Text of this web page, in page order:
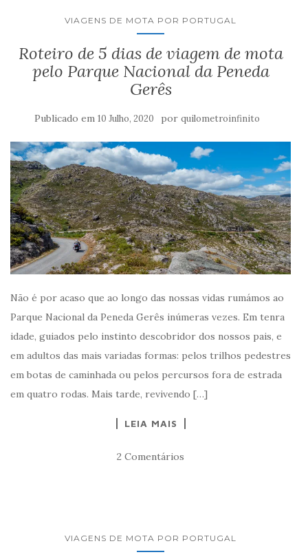
VIAGENS DE MOTA POR PORTUGAL
Roteiro de 5 dias de viagem de mota
pelo Parque Nacional da Peneda
Gerês
Publicado em 10 Julho, 2020 por quilometroinfinito
Não é por acaso que ao longo das nossas vidas rumámos ao
Parque Nacional da Peneda Gerês inúmeras vezes. Em tenra
idade, guiados pelo instinto descobridor dos nossos pais, e
em adultos das mais variadas formas: pelos trilhos pedestres
em botas de caminhada ou pelos percursos fora de estrada
em quatro rodas. Mais tarde, revivendo […]
LEIA MAIS
2 Comentários
VIAGENS DE MOTA POR PORTUGAL